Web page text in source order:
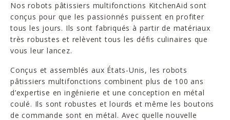
Nos robots pâtissiers multifonctions KitchenAid sont
conçus pour que les passionnés puissent en profiter
tous les jours. Ils sont fabriqués à partir de matériaux
très robustes et relèvent tous les défis culinaires que
vous leur lancez.
Conçus et assemblés aux États-Unis, les robots
pâtissiers multifonctions combinent plus de 100 ans
d’expertise en ingénierie et une conception en métal
coulé. Ils sont robustes et lourds et même les boutons
de commande sont en métal. Avec quelle nouvelle